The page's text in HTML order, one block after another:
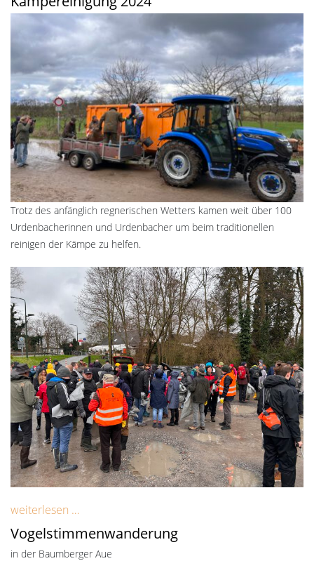
Trotz des anfänglich regnerischen Wetters kamen weit über 100
Urdenbacherinnen und Urdenbacher um beim traditionellen
reinigen der Kämpe zu helfen.
weiterlesen …
Vogelstimmenwanderung
in der Baumberger Aue